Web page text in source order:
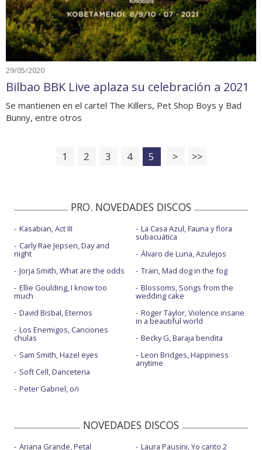
29/05/2020
Bilbao BBK Live aplaza su celebración a 2021
Se mantienen en el cartel The Killers, Pet Shop Boys y Bad
Bunny, entre otros
1 2 3 4 5 > >>
PRO. NOVEDADES DISCOS
Kasabian, Act III
Carly Rae Jepsen, Day and
night
Jorja Smith, What are the odds
Ellie Goulding, I know too
much
David Bisbal, Eternos
Los Enemigos, Canciones
chulas
Sam Smith, Hazel eyes
Soft Cell, Danceteria
Peter Gabriel, o/i
La Casa Azul, Fauna y flora
subacuática
Álvaro de Luna, Azulejos
Train, Mad dog in the fog
Blossoms, Songs from the
wedding cake
Roger Taylor, Violence insane
in a beautiful world
Becky G, Baraja bendita
Leon Bridges, Happiness
anytime
NOVEDADES DISCOS
Ariana Grande, Petal
Laura Pausini, Yo canto 2